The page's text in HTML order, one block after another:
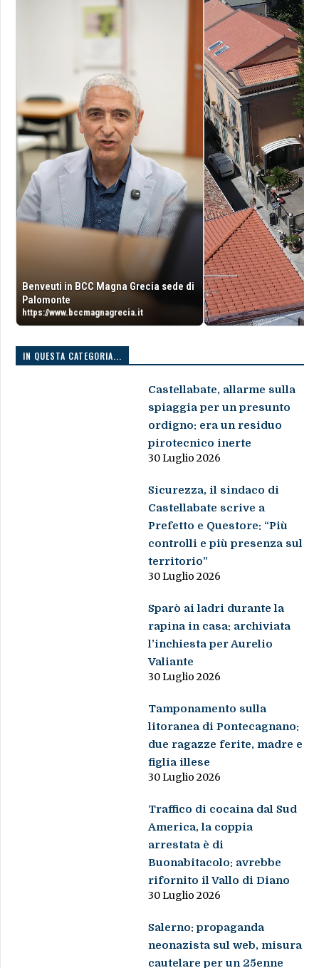
Benveuti in BCC Magna Grecia sede di
Palomonte
https://www.bccmagnagrecia.it
IN QUESTA CATEGORIA...
Castellabate, allarme sulla
spiaggia per un presunto
ordigno: era un residuo
pirotecnico inerte
30 Luglio 2026
Sicurezza, il sindaco di
Castellabate scrive a
Prefetto e Questore: “Più
controlli e più presenza sul
territorio”
30 Luglio 2026
Sparò ai ladri durante la
rapina in casa: archiviata
l’inchiesta per Aurelio
Valiante
30 Luglio 2026
Tamponamento sulla
litoranea di Pontecagnano:
due ragazze ferite, madre e
figlia illese
30 Luglio 2026
Traffico di cocaina dal Sud
America, la coppia
arrestata è di
Buonabitacolo: avrebbe
rifornito il Vallo di Diano
30 Luglio 2026
Salerno: propaganda
neonazista sul web, misura
cautelare per un 25enne